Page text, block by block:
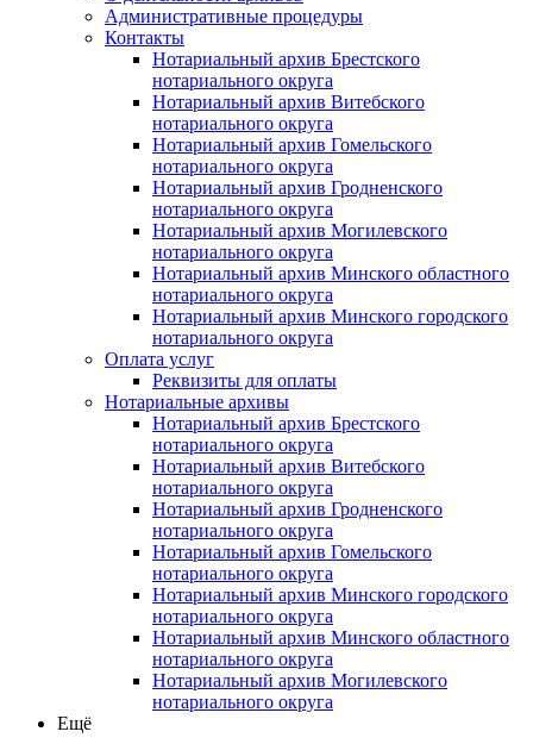
Административные процедуры
Контакты
Нотариальный архив Брестского
нотариального округа
Нотариальный архив Витебского
нотариального округа
Нотариальный архив Гомельского
нотариального округа
Нотариальный архив Гродненского
нотариального округа
Нотариальный архив Могилевского
нотариального округа
Нотариальный архив Минского областного
нотариального округа
Нотариальный архив Минского городского
нотариального округа
Оплата услуг
Реквизиты для оплаты
Нотариальные архивы
Нотариальный архив Брестского
нотариального округа
Нотариальный архив Витебского
нотариального округа
Нотариальный архив Гродненского
нотариального округа
Нотариальный архив Гомельского
нотариального округа
Нотариальный архив Минского городского
нотариального округа
Нотариальный архив Минского областного
нотариального округа
Нотариальный архив Могилевского
нотариального округа
Ещё